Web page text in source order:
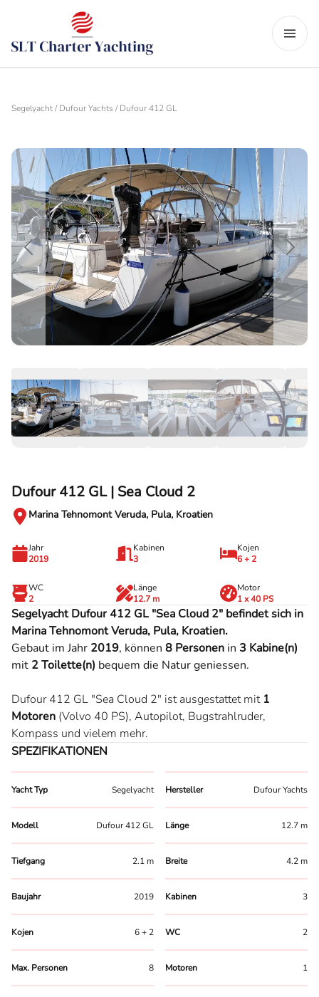
Segelyacht / Dufour Yachts / Dufour 412 GL
Dufour 412 GL | Sea Cloud 2
Marina Tehnomont Veruda, Pula, Kroatien
Jahr
2019
Kabinen
3
Kojen
6 + 2
WC
2
Länge
12.7 m
Motor
1 x 40 PS
Segelyacht Dufour 412 GL "Sea Cloud 2" befindet sich in
Marina Tehnomont Veruda, Pula, Kroatien.
Gebaut im Jahr 2019, können 8 Personen in 3 Kabine(n)
mit 2 Toilette(n) bequem die Natur geniessen.
Dufour 412 GL "Sea Cloud 2" ist ausgestattet mit 1
Motoren (Volvo 40 PS), Autopilot, Bugstrahlruder,
Kompass und vielem mehr.
SPEZIFIKATIONEN
Yacht Typ Segelyacht Hersteller Dufour Yachts
Modell Dufour 412 GL Länge 12.7 m
Tiefgang 2.1 m Breite 4.2 m
Baujahr 2019 Kabinen 3
Kojen 6 + 2 WC 2
Max. Personen 8 Motoren 1